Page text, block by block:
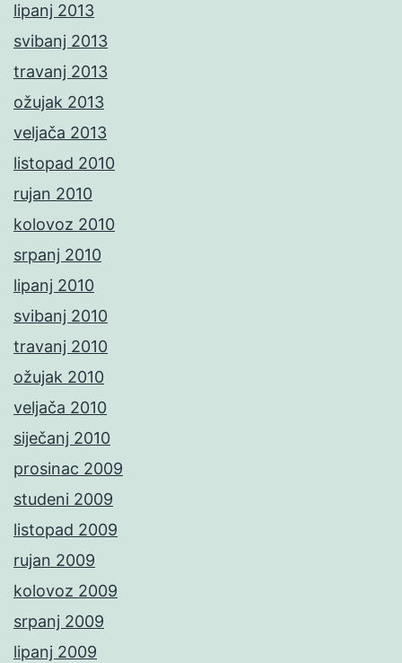
lipanj 2013
svibanj 2013
travanj 2013
ožujak 2013
veljača 2013
listopad 2010
rujan 2010
kolovoz 2010
srpanj 2010
lipanj 2010
svibanj 2010
travanj 2010
ožujak 2010
veljača 2010
siječanj 2010
prosinac 2009
studeni 2009
listopad 2009
rujan 2009
kolovoz 2009
srpanj 2009
lipanj 2009